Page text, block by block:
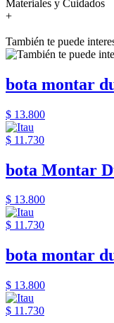
Materiales y Cuidados
+
También te puede
bota montar
$ 13.800
$ 11.730
bota Montar
$ 13.800
$ 11.730
bota montar
$ 13.800
$ 11.730